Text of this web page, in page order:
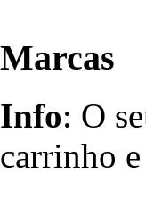
Marcas
Info: O
carrinho